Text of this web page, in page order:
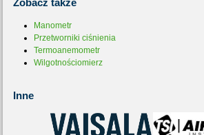
Zobacz także
Manometr
Przetworniki ciśnienia
Termoanemometr
Wilgotnościomierz
Inne